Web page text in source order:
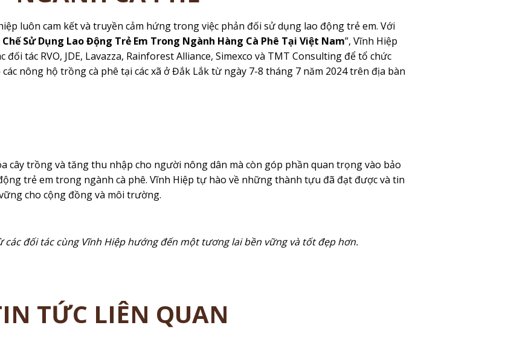
luôn cam kết và truyền cảm hứng trong việc phản đối sử dụng lao động trẻ em. Với
Sử Dụng Lao Động Trẻ Em Trong Ngành Hàng Cà Phê Tại Việt Nam”, Vĩnh Hiệp
tác RVO, JDE, Lavazza, Rainforest Alliance, Simexco và TMT Consulting để tổ chức
nông hộ trồng cà phê tại các xã ở Đắk Lắk từ ngày 7-8 tháng 7 năm 2024 trên địa bàn
cây trồng và tăng thu nhập cho người nông dân mà còn góp phần quan trọng vào bảo
trẻ em trong ngành cà phê. Vĩnh Hiệp tự hào về những thành tựu đã đạt được và tin
cho cộng đồng và môi trường.
đối tác cùng Vĩnh Hiệp hướng đến một tương lai bền vững và tốt đẹp hơn.
TỨC LIÊN QUAN